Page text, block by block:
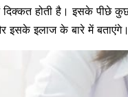
होती है। इसके पीछे
इसके इलाज के बारे में बताएंगे।